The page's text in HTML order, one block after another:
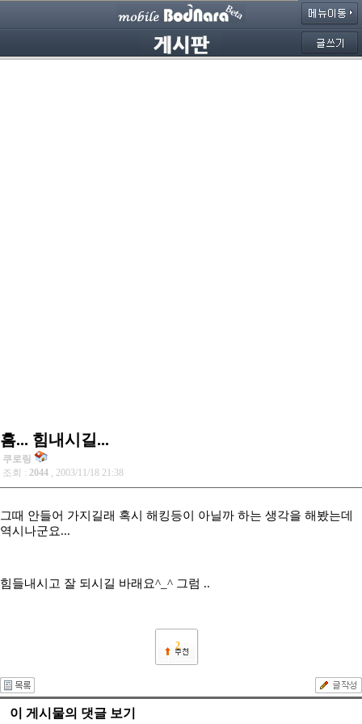
흠... 힘내시길...
쿠로링
조회 : 2044 , 2003/11/18 21:38
그때 안들어 가지길래 혹시 해킹등이 아닐까 하는 생각을 해봤는데
역시나군요...
힘들내시고 잘 되시길 바래요^_^ 그럼 ..
2
이 게시물의 댓글 보기